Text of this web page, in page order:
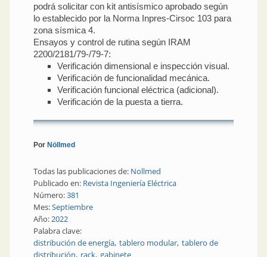
podrá solicitar con kit antisísmico aprobado según
lo establecido por la Norma Inpres-Cirsoc 103 para
zona sísmica 4.
Ensayos y control de rutina según IRAM
2200/2181/79-/79-7:
Verificación dimensional e inspección visual.
Verificación de funcionalidad mecánica.
Verificación funcional eléctrica (adicional).
Verificación de la puesta a tierra.
Por Nöllmed
Todas las publicaciones de: Nollmed
Publicado en: Revista Ingeniería Eléctrica
Número:381
Mes:Septiembre
Año:2022
Palabra clave:
distribución de energía tablero modular tablero de
distribución rack gabinete